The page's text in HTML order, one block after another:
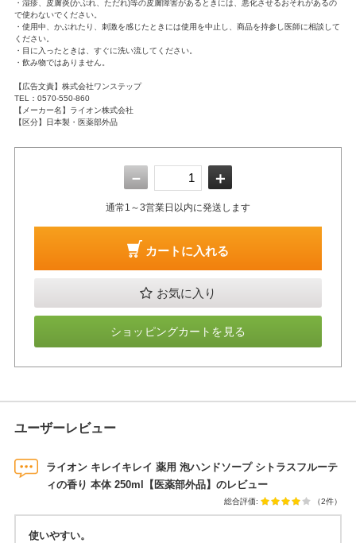
・湿疹、皮膚炎(かぶれ、ただれ)等の皮膚障害があるときには、悪化させるおそれがあるの
で使わないでください。
・使用中、かぶれたり、刺激を感じたときには使用を中止し、商品を持参し医師に相談して
ください。
・目に入ったときは、すぐに洗い流してください。
・飲み物ではありません。
【広告文責】株式会社ワンステップ
TEL：0570-550-860
【メーカー名】ライオン株式会社
【区分】日本製・医薬部外品
－ ＋
通常1～3営業日以内に発送します
カートに入れる
お気に入り
ショッピングカートを見る
ユーザーレビュー
ライオン キレイキレイ 薬用 泡ハンドソープ シトラスフルーテ
ィの香り 本体 250ml【医薬部外品】のレビュー
総合評価: （2件）
使いやすい。